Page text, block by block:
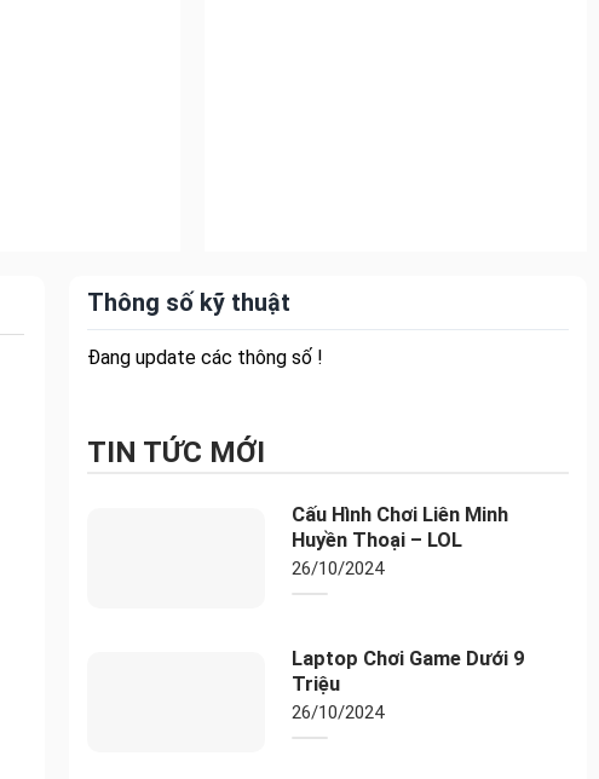
Thông số kỹ thuật
Đang update các thông số !
TIN TỨC MỚI
Cấu Hình Chơi Liên Minh
Huyền Thoại – LOL
26/10/2024
Laptop Chơi Game Dưới 9
Triệu
26/10/2024